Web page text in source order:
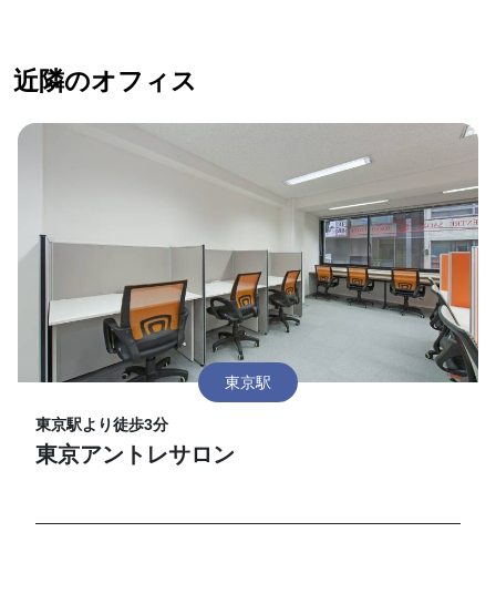
近隣のオフィス
東京駅
東京駅より徒歩3分
東京アントレサロン